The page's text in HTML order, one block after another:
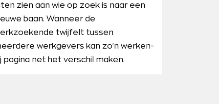
zien aan wie op zoek is naar een
baan. Wanneer de
twijfelt tussen
werkgevers kan zo'n werken-
pagina net het verschil maken.